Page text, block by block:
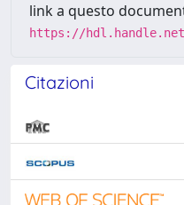
link a questo
https://hdl.handle.net/
Citazioni